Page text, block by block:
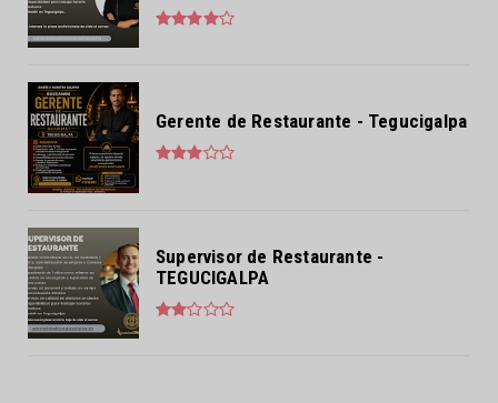
Gerente de Restaurante - Tegucigalpa
Supervisor de Restaurante -
TEGUCIGALPA